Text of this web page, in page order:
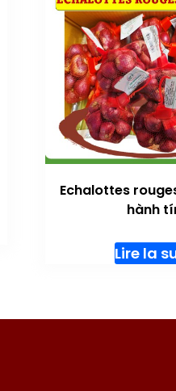
Echalottes
hành
Lire la